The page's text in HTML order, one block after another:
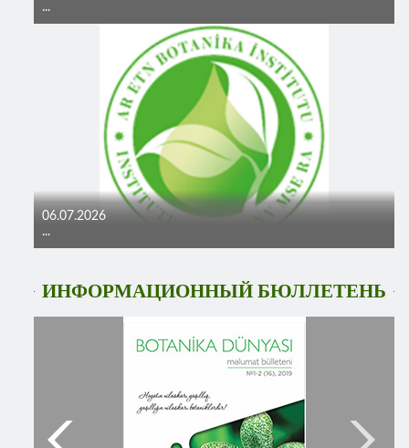
...
06.07.2026
...
ИНФОРМАЦИОННЫЙ БЮЛЛЕТЕНЬ